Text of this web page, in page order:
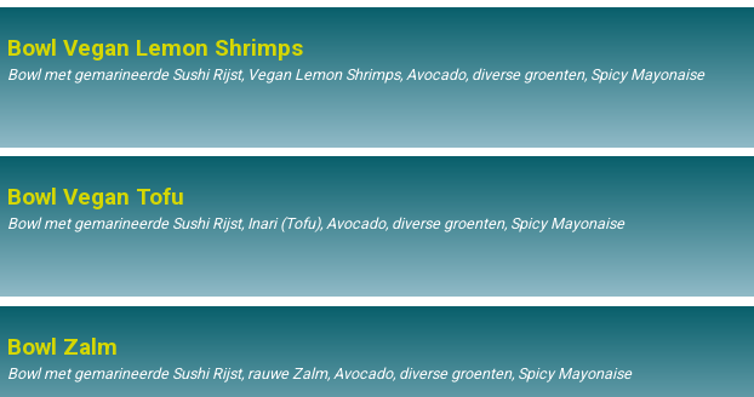
Bowl Vegan Lemon Shrimps
Bowl met gemarineerde Sushi Rijst, Vegan Lemon Shrimps, Avocado, diverse groenten, Spicy Mayonaise
Bowl Vegan Tofu
Bowl met gemarineerde Sushi Rijst, Inari (Tofu), Avocado, diverse groenten, Spicy Mayonaise
Bowl Zalm
Bowl met gemarineerde Sushi Rijst, rauwe Zalm, Avocado, diverse groenten, Spicy Mayonaise